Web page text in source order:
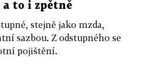
a to i zpětně
stejně jako mzda,
sazbou. Z odstupného se
pojištění.